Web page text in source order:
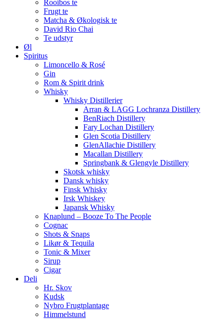
Rooibos te
Frugt te
Matcha & Økologisk te
David Rio Chai
Te udstyr
Øl
Spiritus
Limoncello & Rosé
Gin
Rom & Spirit drink
Whisky
Whisky Distillerier
Arran & LAGG Lochranza Distillery
BenRiach Distillery
Fary Lochan Distillery
Glen Scotia Distillery
GlenAllachie Distillery
Macallan Distillery
Springbank & Glengyle Distillery
Skotsk whisky
Dansk whisky
Finsk Whisky
Irsk Whiskey
Japansk Whisky
Knaplund – Booze To The People
Cognac
Shots & Snaps
Likør & Tequila
Tonic & Mixer
Sirup
Cigar
Deli
Hr. Skov
Kudsk
Nybro Frugtplantage
Himmelstund